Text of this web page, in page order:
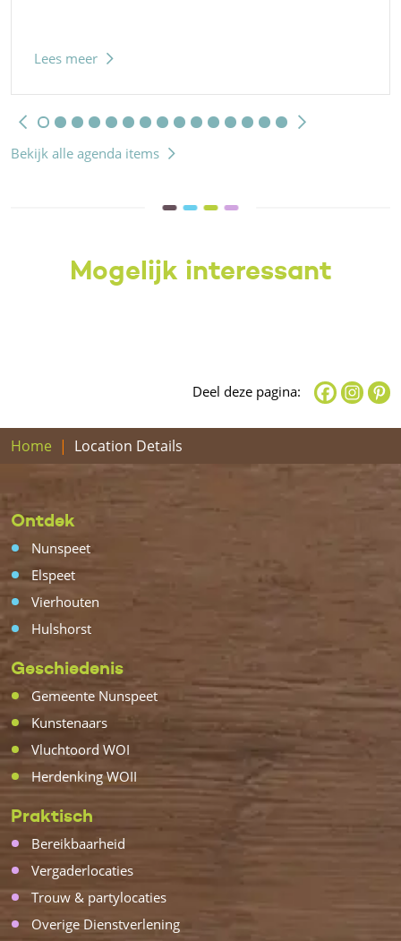
Lees meer
Bekijk alle agenda items
Mogelijk interessant
Deel deze pagina:
Home Location Details
Ontdek
Nunspeet
Elspeet
Vierhouten
Hulshorst
Geschiedenis
Gemeente Nunspeet
Kunstenaars
Vluchtoord WOI
Herdenking WOII
Praktisch
Bereikbaarheid
Vergaderlocaties
Trouw & partylocaties
Overige Dienstverlening